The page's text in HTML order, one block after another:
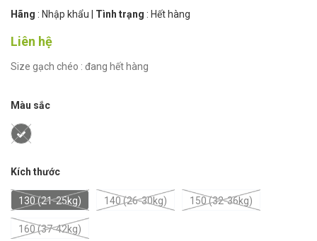
Hãng : Nhập khẩu Tình trạng : Hết hàng
Liên hệ
Size gạch chéo : đang hết hàng
Màu sắc
Kích thước
130 (21-25kg) 140 (26-30kg) 150 (32-36kg)
160 (37-42kg)